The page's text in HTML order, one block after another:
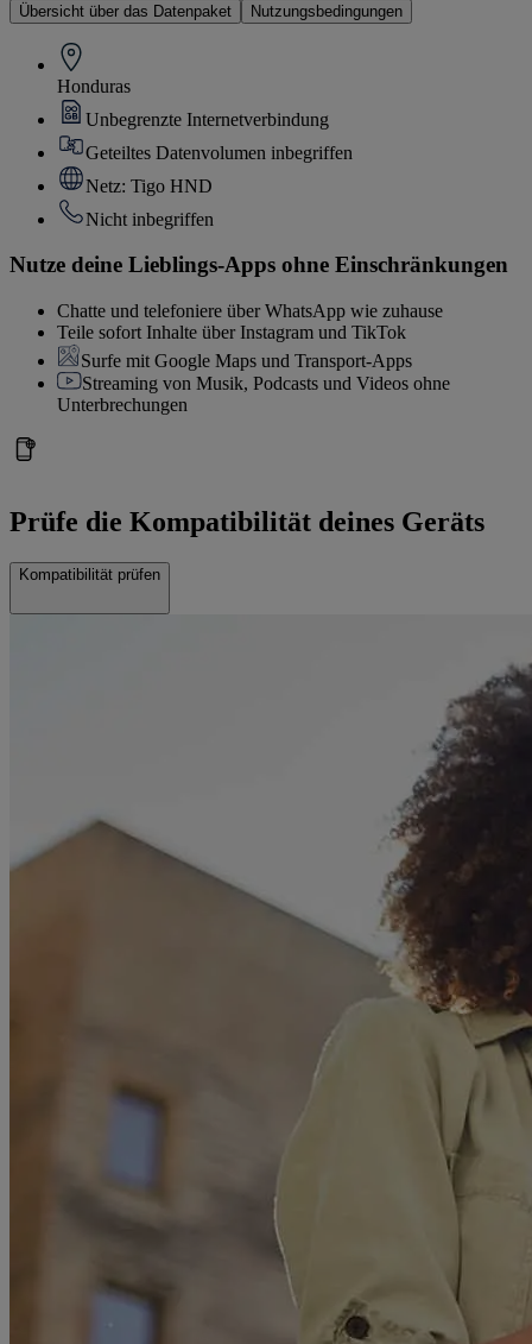
Übersicht über das Datenpaket Nutzungsbedingungen
Honduras
Unbegrenzte Internetverbindung
Geteiltes Datenvolumen inbegriffen
Netz: Tigo HND
Nicht inbegriffen
Nutze deine Lieblings-Apps ohne Einschränkungen
Chatte und telefoniere über WhatsApp wie zuhause
Teile sofort Inhalte über Instagram und TikTok
Surfe mit Google Maps und Transport-Apps
Streaming von Musik, Podcasts und Videos ohne
Unterbrechungen
Prüfe die Kompatibilität deines Geräts
Kompatibilität prüfen